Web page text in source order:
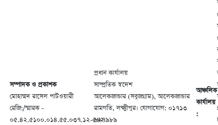
সম্পাদক ও প্রকাশক
মোহাম্মদ রাসেল পাটওয়ারী
রেজি:/স্মারক -
০৫.৪২.৫১০০.০১৪.৫৫.০৩৭.১২-৫৬২
প্রধান কার্যালয়
সাম্প্রতিক স্বদেশ
আলেকজান্ডার (সবুজগ্রাম), আলেকজান্ডার
রামগতি, লক্ষ্মীপুর। যোগাযোগ: ০১৭১৩
৬২৭৯৮৯
আঞ্চলিক
কার্যালয়
: